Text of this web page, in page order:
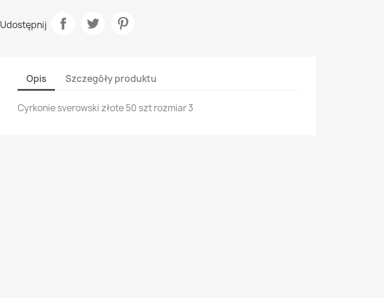
Udostępnij
Opis Szczegóły produktu
Cyrkonie sverowski złote 50 szt rozmiar 3